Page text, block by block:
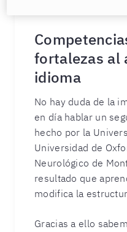
fortalezas al
idioma
No hay duda de la
en día hablar un
hecho por la
Universidad de
Neurológico de
resultado que
modifica la
Gracias a ello